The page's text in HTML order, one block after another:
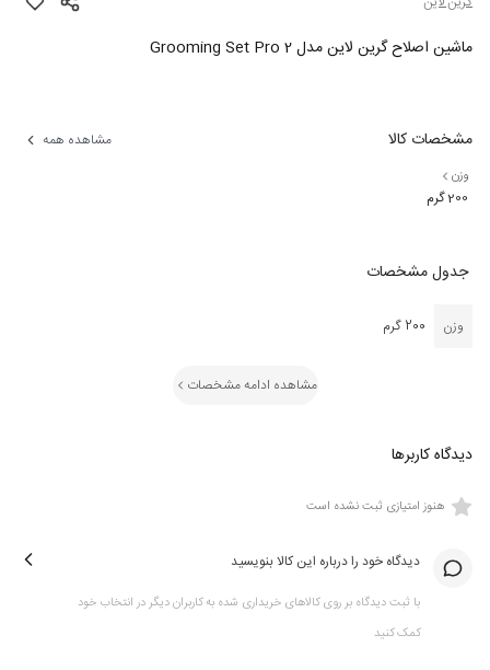
ماشین اصلاح گرین لاین مدل Grooming Set Pro 2
مشخصات کالا مشاهده همه
وزن
200 گرم
جدول مشخصات
وزن 200 گرم
مشاهده ادامه مشخصات
دیدگاه کاربرها
هنوز امتیازی ثبت نشده است
دیدگاه خود را درباره این کالا بنویسید
با ثبت دیدگاه بر روی کالاهای خریداری شده به کاربران دیگر در انتخاب خود
کمک کنید